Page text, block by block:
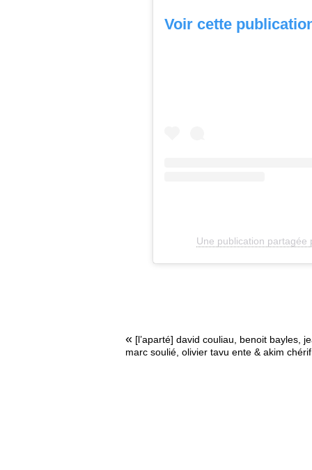
Voir cette
Une publication partagée
« [l’aparté] david couliau, benoit bayles,
marc soulié, olivier tavu ente & akim chérif